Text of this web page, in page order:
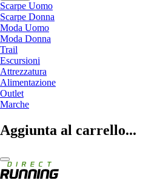
Scarpe Uomo
Scarpe Donna
Moda Uomo
Moda Donna
Trail
Escursioni
Attrezzatura
Alimentazione
Outlet
Marche
Aggiunta al carrello...